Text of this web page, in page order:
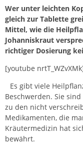
Wer unter leichten
gleich zur Tablette
Mittel, wie die
Johanniskraut
richtiger Dosierung
[youtube
Es gibt viele
Beschwerden. Sie
zu den nicht
Medikamenten, die
Kräutermedizin hat
bewährt.